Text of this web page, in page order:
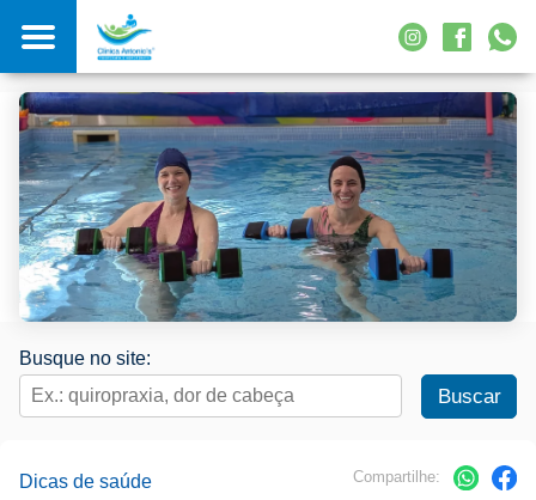
Busque no site:
Compartilhe:
Dicas de saúde